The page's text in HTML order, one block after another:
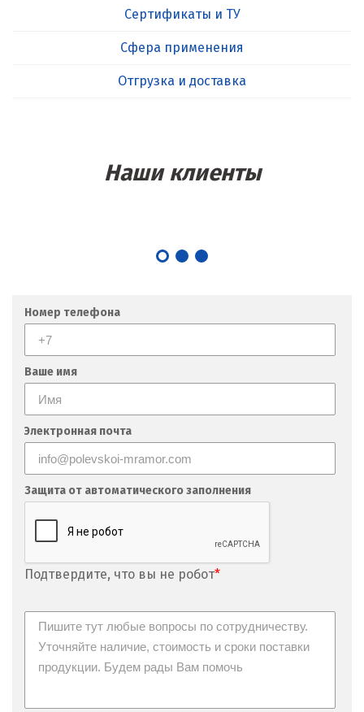
Сертификаты и ТУ
Сфера применения
Отгрузка и доставка
Наши клиенты
Номер телефона
Ваше имя
Электронная почта
Защита от автоматического заполнения
Подтвердите, что вы не робот*